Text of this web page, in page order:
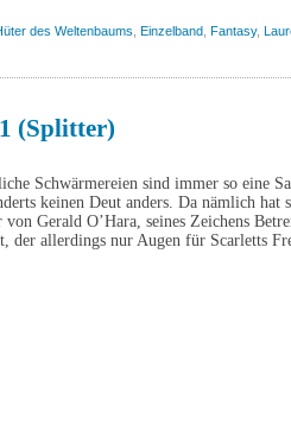
des Weltenbaums Einzelband Fantasy,
(Splitter)
Schwärmereien sind immer so eine
keinen Deut anders. Da nämlich
von Gerald O’Hara, seines Zeichens
der allerdings nur Augen für Scarletts